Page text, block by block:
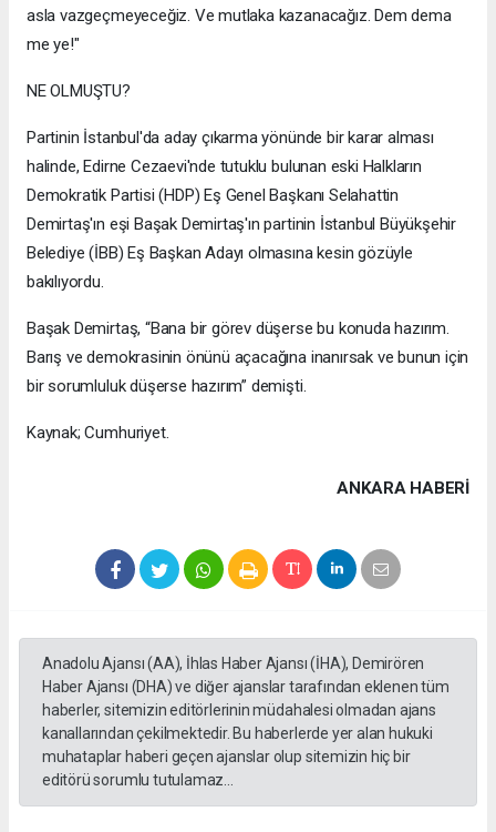
asla vazgeçmeyeceğiz. Ve mutlaka kazanacağız. Dem dema
me ye!"
NE OLMUŞTU?
Partinin İstanbul'da aday çıkarma yönünde bir karar alması
halinde, Edirne Cezaevi'nde tutuklu bulunan eski Halkların
Demokratik Partisi (HDP) Eş Genel Başkanı Selahattin
Demirtaş'ın eşi Başak Demirtaş'ın partinin İstanbul Büyükşehir
Belediye (İBB) Eş Başkan Adayı olmasına kesin gözüyle
bakılıyordu.
Başak Demirtaş, “Bana bir görev düşerse bu konuda hazırım.
Barış ve demokrasinin önünü açacağına inanırsak ve bunun için
bir sorumluluk düşerse hazırım” demişti.
Kaynak; Cumhuriyet.
ANKARA HABERİ
Anadolu Ajansı (AA), İhlas Haber Ajansı (İHA), Demirören
Haber Ajansı (DHA) ve diğer ajanslar tarafından eklenen tüm
haberler, sitemizin editörlerinin müdahalesi olmadan ajans
kanallarından çekilmektedir. Bu haberlerde yer alan hukuki
muhataplar haberi geçen ajanslar olup sitemizin hiç bir
editörü sorumlu tutulamaz...